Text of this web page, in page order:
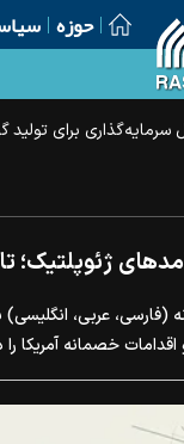
حوزه
ژئوپلتیک؛
(فارسی، عربی،
اقدامات خصمانه